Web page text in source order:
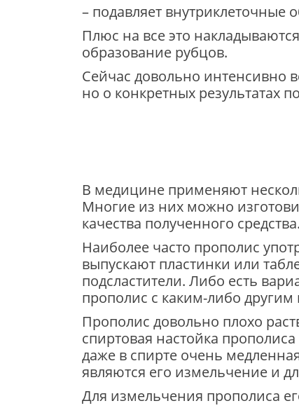
– подавляет внутриклеточные
Плюс на все это
образование рубцов.
Сейчас довольно интенсивно
но о конкретных результатах
В медицине применяют
Многие из них можно
качества полученного средства.
Наиболее часто прополис
выпускают пластинки или
подсластители. Либо есть
прополис с каким-либо
Прополис довольно плохо
спиртовая настойка
даже в спирте очень
являются его измельчение и
Для измельчения прополиса